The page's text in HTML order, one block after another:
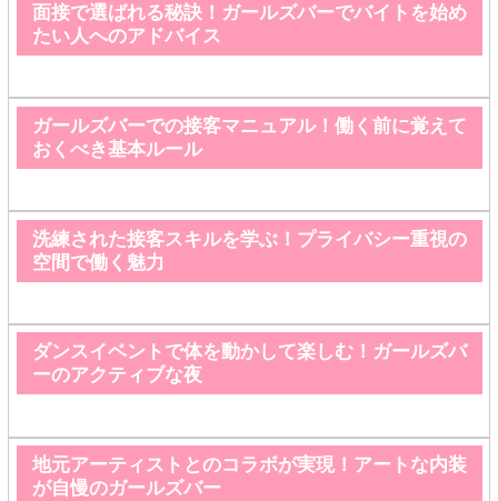
面接で選ばれる秘訣！ガールズバーでバイトを始め
たい人へのアドバイス
ガールズバーでの接客マニュアル！働く前に覚えて
おくべき基本ルール
洗練された接客スキルを学ぶ！プライバシー重視の
空間で働く魅力
ダンスイベントで体を動かして楽しむ！ガールズバ
ーのアクティブな夜
地元アーティストとのコラボが実現！アートな内装
が自慢のガールズバー